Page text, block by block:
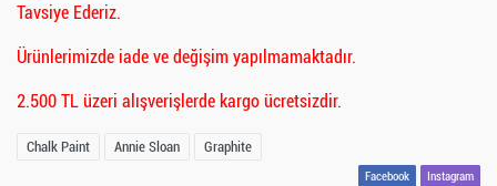
Tavsiye Ederiz.
Ürünlerimizde iade ve değişim yapılmamaktadır.
2.500 TL üzeri alışverişlerde kargo ücretsizdir.
Chalk Paint Annie Sloan Graphite
Facebook Instagram